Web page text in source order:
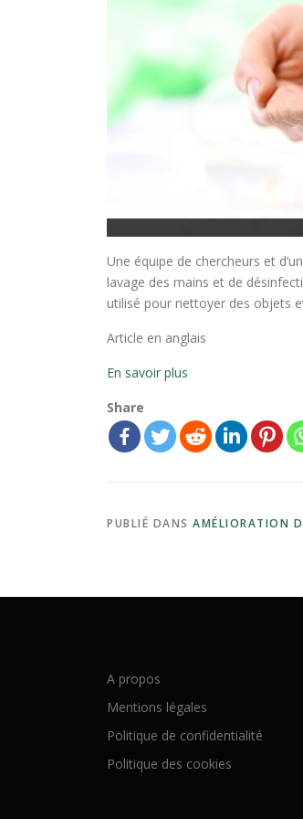
Une équipe de chercheurs et
lavage des mains et de
utilisé pour nettoyer des objets
Article en anglais
En savoir plus
Share
PUBLIÉ DANS AMÉLIORATION
A propos
Mentions légales
Politique de confidentialité
Politique des cookies